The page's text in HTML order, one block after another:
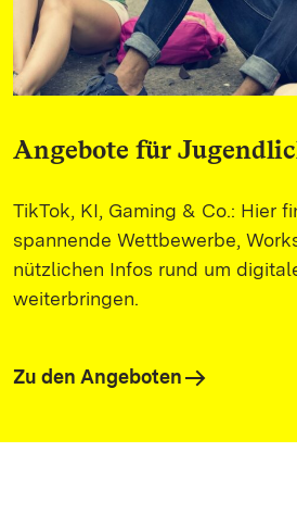
Angebote für
TikTok, KI, Gaming & Co.: Hier
spannende Wettbewerbe,
nützlichen Infos rund um
weiterbringen.
Zu den Angeboten